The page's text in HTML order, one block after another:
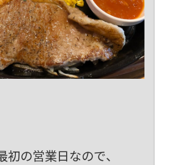
初の営業日なので、